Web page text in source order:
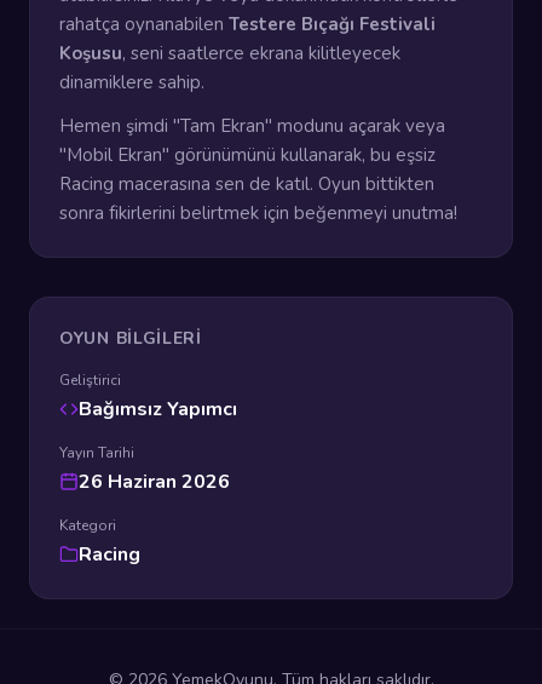
rahatça oynanabilen Testere Bıçağı Festivali
Koşusu, seni saatlerce ekrana kilitleyecek
dinamiklere sahip.
Hemen şimdi "Tam Ekran" modunu açarak veya
"Mobil Ekran" görünümünü kullanarak, bu eşsiz
Racing macerasına sen de katıl. Oyun bittikten
sonra fikirlerini belirtmek için beğenmeyi unutma!
OYUN BILGILERI
Geliştirici
Bağımsız Yapımcı
Yayın Tarihi
26 Haziran 2026
Kategori
Racing